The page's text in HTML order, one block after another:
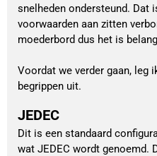
snelheden ondersteund. Dat
voorwaarden aan zitten
moederbord dus het is
Voordat we verder gaan, leg
begrippen uit.
JEDEC
Dit is een standaard
wat JEDEC wordt genoemd.